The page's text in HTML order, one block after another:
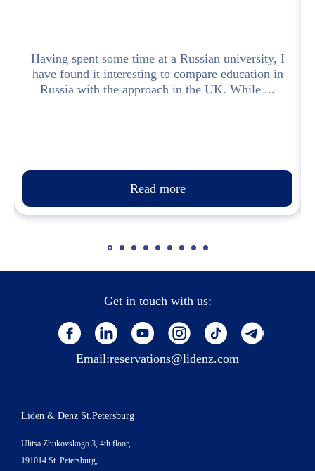
Having spent some time at a Russian university, I
have found it interesting to compare education in
Russia with the approach in the UK. While ...
Read more
Get in touch with us:
Email:reservations@lidenz.com
Liden & Denz St.Petersburg
Ulitsa Zhukovskogo 3, 4th floor,
191014 St. Petersburg,